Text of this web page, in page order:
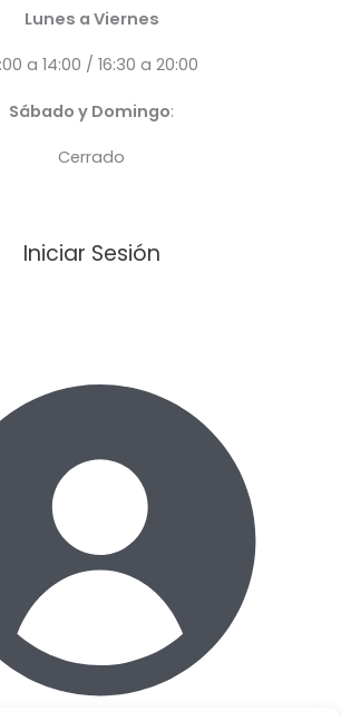
Lunes a Viernes
a 14:00 / 16:30 a 20:00
Sábado y Domingo:
Cerrado
Iniciar Sesión